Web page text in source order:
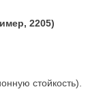
2205)
стойкость).